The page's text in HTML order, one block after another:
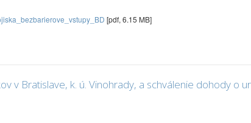
[pdf, 6.15 MB]
v Bratislave, k. ú. Vinohrady, a schválenie dohody o